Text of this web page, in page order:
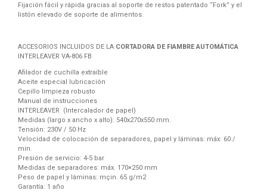
Fijación fácil y rápida gracias al soporte de restos patentado “Fork” y el
listón elevado de soporte de alimentos.
ACCESORIOS INCLUIDOS DE LA CORTADORA DE FIAMBRE AUTOMÁTICA
INTERLEAVER VA-806 FB
Afilador de cuchilla extraíble
Aceite especial lubricación
Cepillo limpieza robusto
Manual de instrucciones
INTERLEAVER (Intercalador de papel)
Medidas (largo x ancho x alto): 540x270x550 mm.
Tensión: 230V / 50 Hz
Velocidad de colocación de separadores, papel y láminas: máx: 60 /
min.
Presión de servicio: 4-5 bar
Medidas de separadores: máx. 170×250 mm
Peso de papel y láminas: mçin. 65 g/m2
Garantía: 1 año